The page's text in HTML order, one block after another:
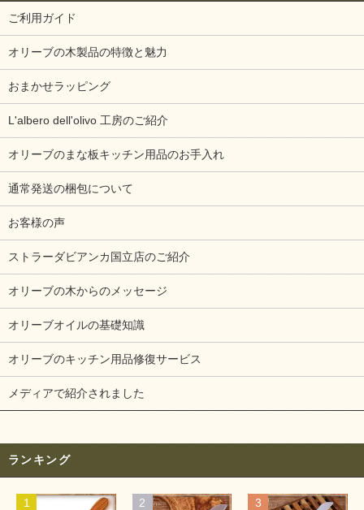
ご利用ガイド
オリーブの木製品の特徴と魅力
おまかせラッピング
L'albero dell'olivo 工房のご紹介
オリーブのまな板キッチン用品のお手入れ
通常発送の梱包について
お客様の声
ストラーダビアンカ国立店のご紹介
オリーブの木からのメッセージ
オリーブオイルの基礎知識
オリーブのキッチン用品修復サービス
メディアで紹介されました
ランキング
1 2 3